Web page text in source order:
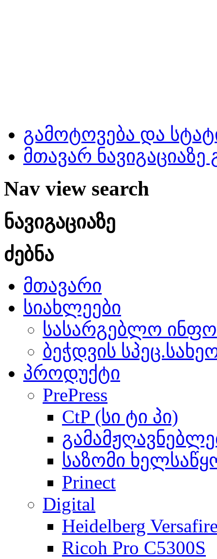
გამოტოვება და
მთავარ
Nav view search
ნავიგაციაზე
ძებნა
მთავარი
სიახლეები
სასარგებლო ინფო
ბეჭდვის
პროდუქტი
PrePress
CtP (სი ტი პი)
საზომი
Prinect
Digital
Heidelberg
Ricoh Pro C5300S